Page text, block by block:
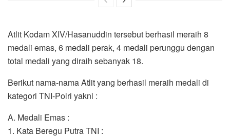
Atlit Kodam XIV/Hasanuddin tersebut berhasil meraih 8
medali emas, 6 medali perak, 4 medali perunggu dengan
total medali yang diraih sebanyak 18.
Berikut nama-nama Atlit yang berhasil meraih medali di
kategori TNI-Polri yakni :
A. Medali Emas :
1. Kata Beregu Putra TNI :